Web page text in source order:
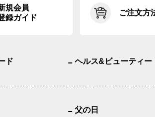
規会員
録ガイド
ご注文方
ド ヘルス&ビューティー
父の日